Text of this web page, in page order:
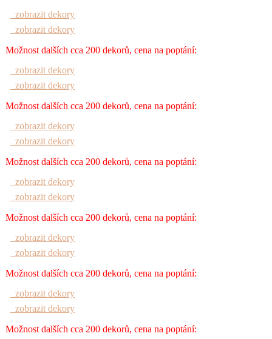
zobrazit dekory
zobrazit dekory
Možnost dalších cca 200 dekorů, cena na poptání:
zobrazit dekory
zobrazit dekory
Možnost dalších cca 200 dekorů, cena na poptání:
zobrazit dekory
zobrazit dekory
Možnost dalších cca 200 dekorů, cena na poptání:
zobrazit dekory
zobrazit dekory
Možnost dalších cca 200 dekorů, cena na poptání:
zobrazit dekory
zobrazit dekory
Možnost dalších cca 200 dekorů, cena na poptání:
zobrazit dekory
zobrazit dekory
Možnost dalších cca 200 dekorů, cena na poptání: